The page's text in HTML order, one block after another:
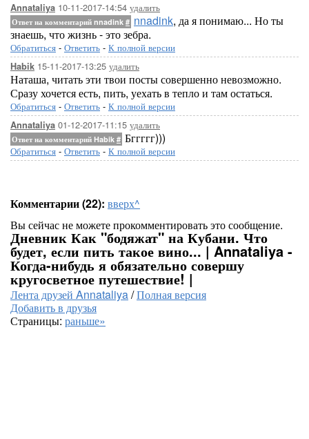
Annataliya 10-11-2017-14:54 удалить
Ответ на комментарий nnadink # nnadink, да я понимаю... Но ты
знаешь, что жизнь - это зебра.
Обратиться - Ответить - К полной версии
Habik 15-11-2017-13:25 удалить
Наташа, читать эти твои посты совершенно невозможно.
Сразу хочется есть, пить, уехать в тепло и там остаться.
Обратиться - Ответить - К полной версии
Annataliya 01-12-2017-11:15 удалить
Ответ на комментарий Habik # Бггггг)))
Обратиться - Ответить - К полной версии
Комментарии (22): вверх^
Вы сейчас не можете прокомментировать это сообщение.
Дневник Как "бодяжат" на Кубани. Что
будет, если пить такое вино... | Annataliya -
Когда-нибудь я обязательно совершу
кругосветное путешествие! |
Лента друзей Annataliya/Полная версия
Добавить в друзья
Страницы: раньше»